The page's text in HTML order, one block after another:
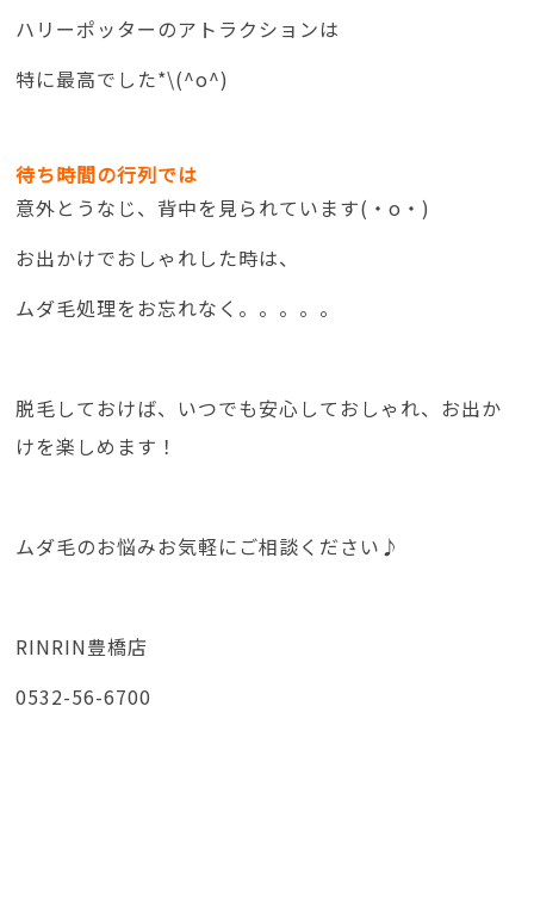
ハリーポッターのアトラクションは
特に最高でした*\(^o^)
待ち時間の行列では
意外とうなじ、背中を見られています(・o・)
お出かけでおしゃれした時は、
ムダ毛処理をお忘れなく。。。。。
脱毛しておけば、いつでも安心しておしゃれ、お出か
けを楽しめます！
ムダ毛のお悩みお気軽にご相談ください♪
RINRIN豊橋店
0532-56-6700